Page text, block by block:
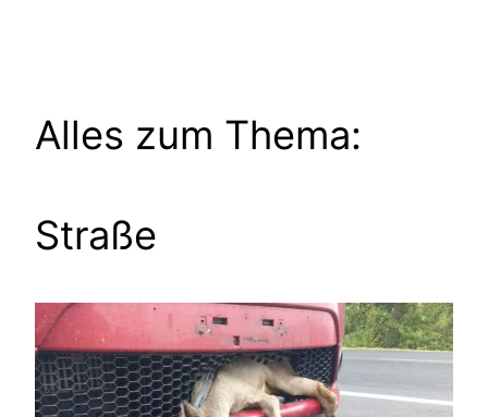
Alles zum Thema:
Straße